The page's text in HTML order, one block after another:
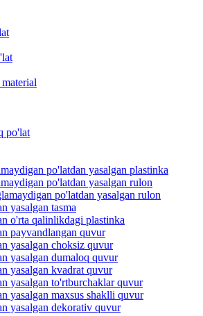
po'lat
po'latdan yasalgan plastinka
po'latdan yasalgan rulon
po'latdan yasalgan rulon
yasalgan tasma
o'rta qalinlikdagi plastinka
payvandlangan quvur
yasalgan choksiz quvur
yasalgan dumaloq quvur
yasalgan kvadrat quvur
yasalgan to'rtburchaklar quvur
yasalgan maxsus shaklli quvur
yasalgan dekorativ quvur